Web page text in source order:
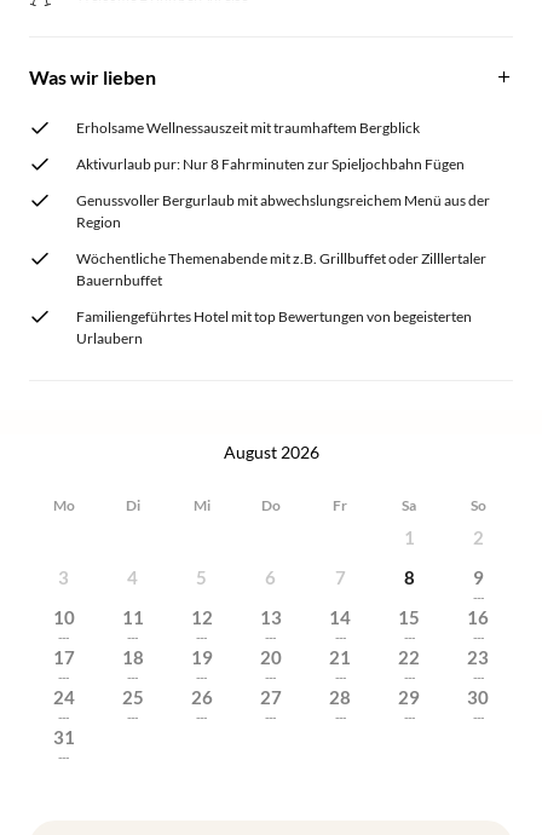
Was wir lieben
Erholsame Wellnessauszeit mit traumhaftem Bergblick
Aktivurlaub pur: Nur 8 Fahrminuten zur Spieljochbahn Fügen
Genussvoller Bergurlaub mit abwechslungsreichem Menü aus der
Region
Wöchentliche Themenabende mit z.B. Grillbuffet oder Zilllertaler
Bauernbuffet
Familiengeführtes Hotel mit top Bewertungen von begeisterten
Urlaubern
August 2026
Mo Di Mi Do Fr Sa So
1
2
3
4 5 6 7 8 9
---
10
---
11
---
12
---
13
---
14
---
15
---
16
---
17
---
18
---
19
---
20
---
21
---
22
---
23
---
24
---
25
---
26
---
27
---
28
---
29
---
30
---
31
---